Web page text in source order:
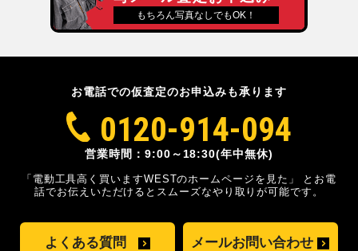
もちろん写真なしでもOK！
お電話での仮査定のお申込みも承ります
0120-914-094
営業時間：9:00～18:30(年中無休)
「電動工具高く買いますWESTのホームページを見た」
とお電
話でお伝えいただけるとスムーズなやり取りが可能です。
よくある質問 メールお問い合わせ